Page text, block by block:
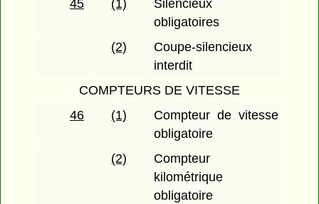
45
(1)
Silencieux
obligatoires
(2)
Coupe-silencieux
interdit
COMPTEURS DE VITESSE
46
(1)
Compteur de vitesse
obligatoire
(2)
Compteur
kilométrique
obligatoire